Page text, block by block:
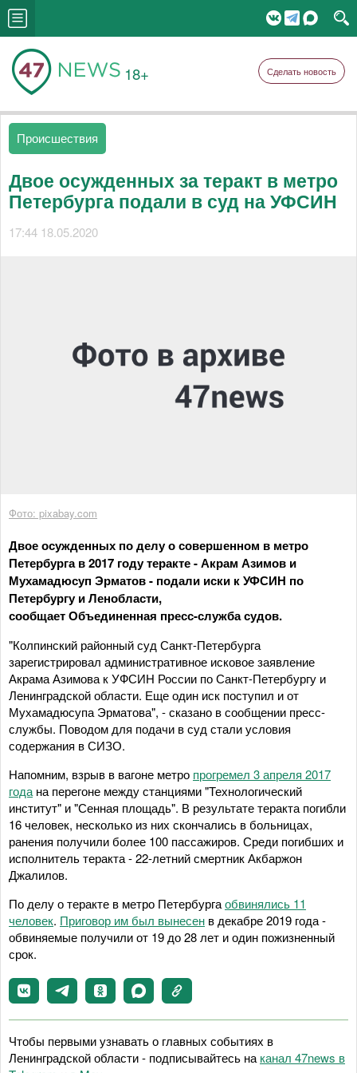
18+ Сделать новость
Происшествия
Двое осужденных за теракт в метро
Петербурга подали в суд на УФСИН
17:44 18.05.2020
Фото: pixabay.com
Двое осужденных по делу о совершенном в метро
Петербурга в 2017 году теракте - Акрам Азимов и
Мухамадюсуп Эрматов - подали иски к УФСИН по
Петербургу и Ленобласти,
сообщает Объединенная пресс-служба судов.
"Колпинский районный суд Санкт-Петербурга
зарегистрировал административное исковое заявление
Акрама Азимова к УФСИН России по Санкт-Петербургу и
Ленинградской области. Еще один иск поступил и от
Мухамадюсупа Эрматова", - сказано в сообщении пресс-
службы. Поводом для подачи в суд стали условия
содержания в СИЗО.
Напомним, взрыв в вагоне метро прогремел 3 апреля 2017
года на перегоне между станциями "Технологический
институт" и "Сенная площадь". В результате теракта погибли
16 человек, несколько из них скончались в больницах,
ранения получили более 100 пассажиров. Среди погибших и
исполнитель теракта - 22-летний смертник Акбаржон
Джалилов.
По делу о теракте в метро Петербургаобвинялись 11
человек. Приговор им был вынесен в декабре 2019 года -
обвиняемые получили от 19 до 28 лет и один пожизненный
срок.
Чтобы первыми узнавать о главных событиях в
Ленинградской области - подписывайтесь на канал 47news в